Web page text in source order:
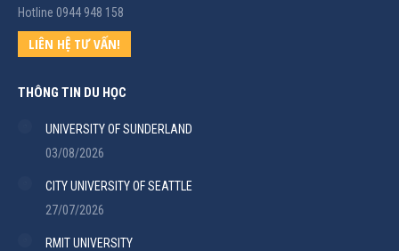
Hotline 0944 948 158
LIÊN HỆ TƯ VẤN!
THÔNG TIN DU HỌC
UNIVERSITY OF SUNDERLAND
03/08/2026
CITY UNIVERSITY OF SEATTLE
27/07/2026
RMIT UNIVERSITY